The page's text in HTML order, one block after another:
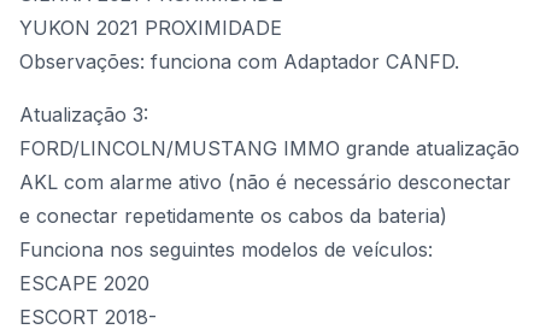
YUKON 2021 PROXIMIDADE
Observações: funciona com Adaptador CANFD.
Atualização 3:
FORD/LINCOLN/MUSTANG IMMO grande atualização
AKL com alarme ativo (não é necessário desconectar
e conectar repetidamente os cabos da bateria)
Funciona nos seguintes modelos de veículos:
ESCAPE 2020
ESCORT 2018-